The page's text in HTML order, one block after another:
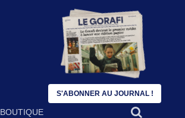
BOUTIQUE
S'ABONNER AU JOURNAL !